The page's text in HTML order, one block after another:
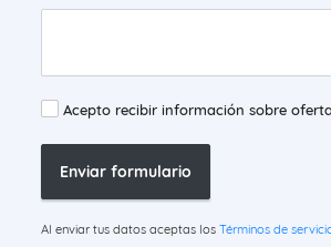
Acepto recibir información sobre
Enviar formulario
Al enviar tus datos aceptas los Términos de